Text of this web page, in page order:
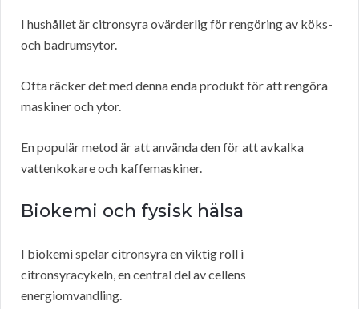
I hushållet är citronsyra ovärderlig för rengöring av köks-
och badrumsytor.
Ofta räcker det med denna enda produkt för att rengöra
maskiner och ytor.
En populär metod är att använda den för att avkalka
vattenkokare och kaffemaskiner.
Biokemi och fysisk hälsa
I biokemi spelar citronsyra en viktig roll i
citronsyracykeln, en central del av cellens
energiomvandling.